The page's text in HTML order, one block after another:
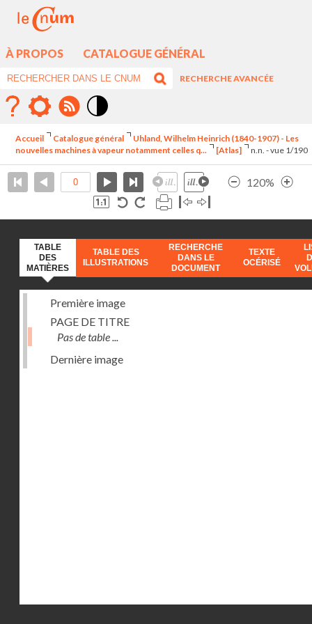
À PROPOS CATALOGUE GÉNÉRAL
RECHERCHE AVANCÉE
élévé
Accueil Catalogue général
Uhland, Wilhelm Heinrich (1840-1907) - Les
nouvelles machines à vapeur notamment celles q...
[Atlas] n.n. - vue 1/190
120%
TABLE
DES
MATIÈRES
TABLE DES
ILLUSTRATIONS
RECHERCHE
DANS LE
DOCUMENT
TEXTE
OCÉRISÉ
Première image
PAGE DE TITRE
Pas de table ...
Dernière image